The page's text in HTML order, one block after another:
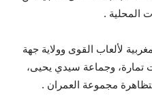
المحلية .
لألعاب القوى وولاية جهة
تمارة، وجماعة سيدي يحيى،
مجموعة العمران .